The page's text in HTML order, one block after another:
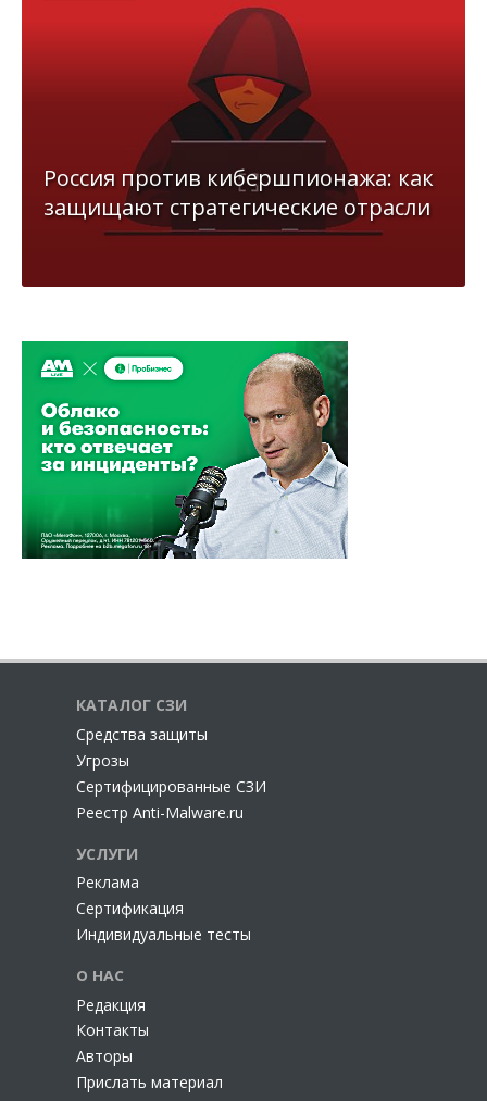
Россия против кибершпионажа: как
защищают стратегические отрасли
КАТАЛОГ СЗИ
Cредства защиты
Угрозы
Сертифицированные СЗИ
Реестр Anti-Malware.ru
УСЛУГИ
Реклама
Сертификация
Индивидуальные тесты
О НАС
Редакция
Контакты
Авторы
Прислать материал